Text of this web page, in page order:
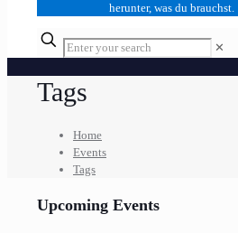
herunter, was du brauchst.
✕
Tags
Home
Events
Tags
Upcoming Events